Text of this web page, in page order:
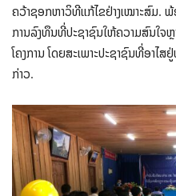
ຄວ້າຊອກຫາວິທີແກ້ໄຂຢ່າງເໝາະສົມ.
ການລົງທຶນທີ່ປະຊາຊົນໃຫ້​ຄວາມສົນໃຈຫຼ
ໂຄງການ ໂດຍສະເພາະປະຊາຊົນທີ່ອາ
ກ່າວ.